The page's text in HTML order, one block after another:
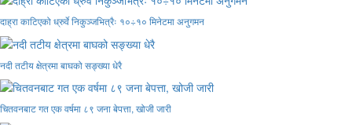
दाह्रा काटिएको ध्रुर्वे निकुञ्जभित्रैः १०÷१० मिनेटमा अनुगमन
नदी तटीय क्षेत्रमा बाघको सङ्ख्या धेरै
चितवनबाट गत एक वर्षमा ८९ जना बेपत्ता, खोजी जारी